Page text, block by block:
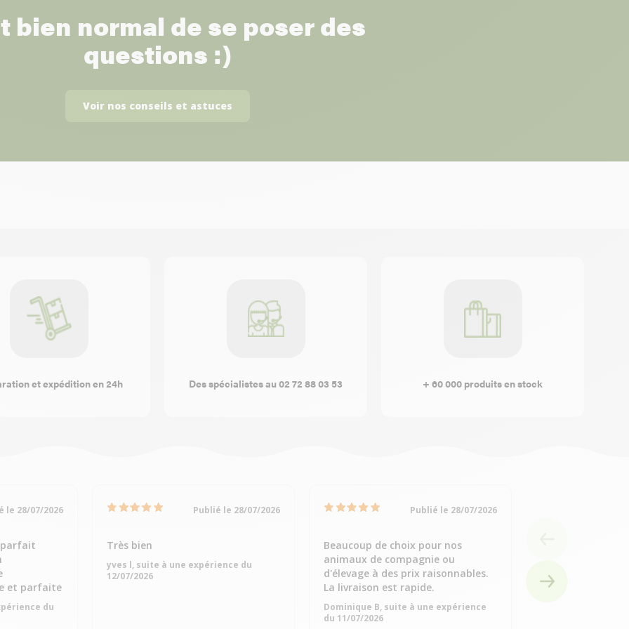
bien normal de se poser des
questions :)
Voir nos conseils et astuces
et expédition en 24h Des spécialistes au 02 72 88 03 53 + 60 000 produits en stock
le 28/07/2026
parfait
et parfaite
du
Publié le 28/07/2026
Très bien
yves l, suite à une expérience du
12/07/2026
Publié le 28/07/2026
Beaucoup de choix pour nos
animaux de compagnie ou
d'élevage à des prix raisonnables.
La livraison est rapide.
Dominique B, suite à une expérience
du 11/07/2026
11/07/2026